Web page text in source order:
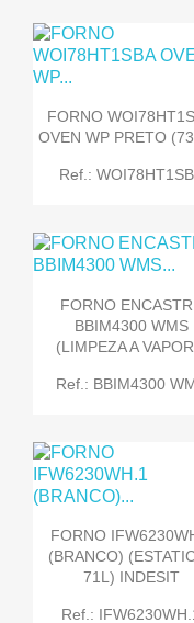
FORNO
OVEN WP PRETO
Ref.:
FORNO
BBIM4300 WMS
(LIMPEZA A
Ref.: BBIM4300
FORNO
(BRANCO)
71L) INDESIT
Ref.: